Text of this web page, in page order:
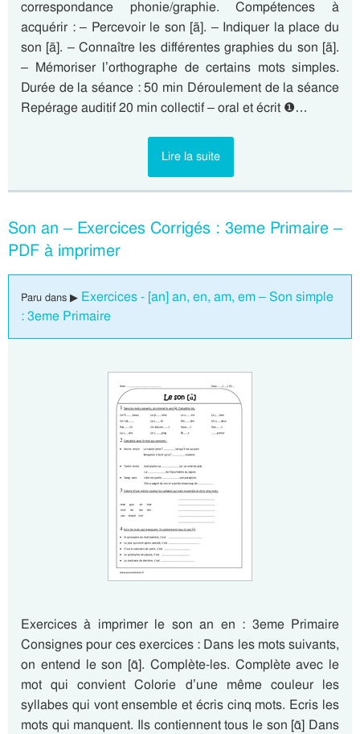
correspondance phonie/graphie. Compétences à
acquérir : – Percevoir le son [ã]. – Indiquer la place du
son [ã]. – Connaître les différentes graphies du son [ã].
– Mémoriser l’orthographe de certains mots simples.
Durée de la séance : 50 min Déroulement de la séance
Repérage auditif 20 min collectif – oral et écrit ❶…
Lire la suite
Son an – Exercices Corrigés : 3eme Primaire –
PDF à imprimer
Paru dans ▶ Exercices - [an] an, en, am, em – Son simple
: 3eme Primaire
Exercices à imprimer le son an en : 3eme Primaire
Consignes pour ces exercices : Dans les mots suivants,
on entend le son [ɑ̃]. Complète-les. Complète avec le
mot qui convient Colorie d’une même couleur les
syllabes qui vont ensemble et écris cinq mots. Ecris les
mots qui manquent. Ils contiennent tous le son [ɑ̃] Dans